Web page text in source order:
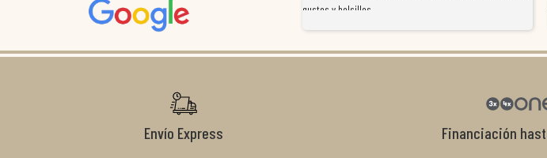
magnífico gestor... atento, amable, un servicio de 10.
Gracias de nuevo por todo!
gustos y bolsillos
Envío Express Financiación